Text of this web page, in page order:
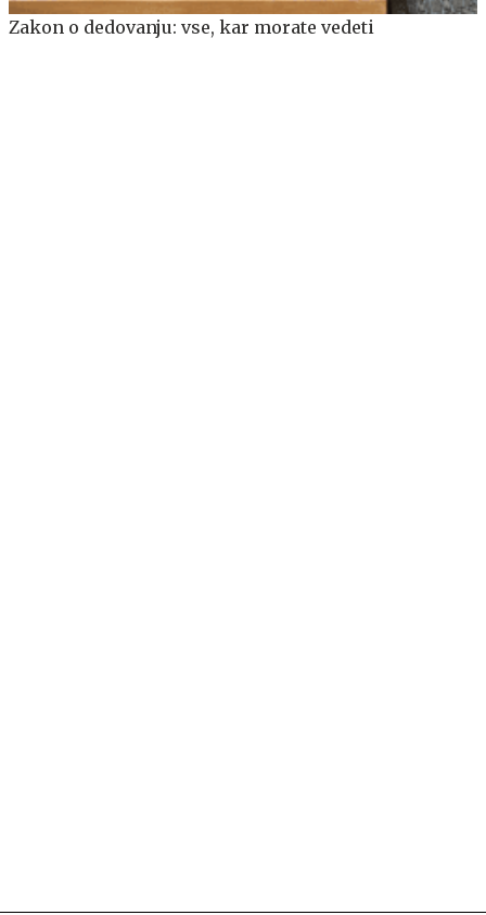
Zakon o dedovanju: vse, kar morate vedeti